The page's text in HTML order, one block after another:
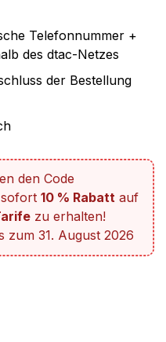
Telefonnummer +
des dtac-Netzes
der Bestellung
den Code
10 % Rabattauf
zu erhalten!
zum 31. August 2026